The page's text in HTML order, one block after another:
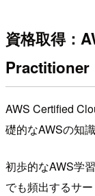
資格取得：
Practitioner
AWS Certified
礎的なAWSの知
初歩的なAWS学
でも頻出するサ